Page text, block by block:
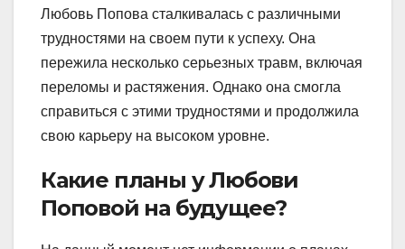
Любовь Попова сталкивалась с различными
трудностями на своем пути к успеху. Она
пережила несколько серьезных травм, включая
переломы и растяжения. Однако она смогла
справиться с этими трудностями и продолжила
свою карьеру на высоком уровне.
Какие планы у Любови
Поповой на будущее?